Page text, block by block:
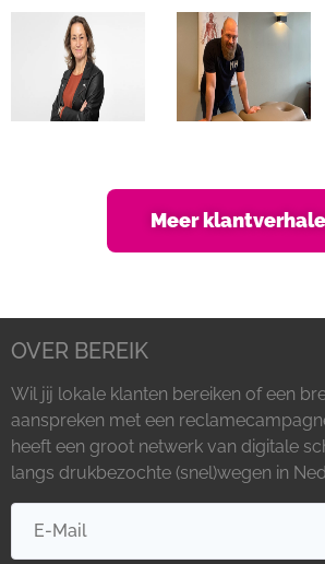
Bekijk
hier
Bekijk
hier
Meer
OVER BEREIK
Wil jij lokale klanten bereiken of een
aanspreken met een
heeft een groot netwerk van digitale
langs drukbezochte (snel)wegen in